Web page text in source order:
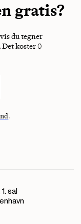
gratis?
du tegner
koster 0
.
sal